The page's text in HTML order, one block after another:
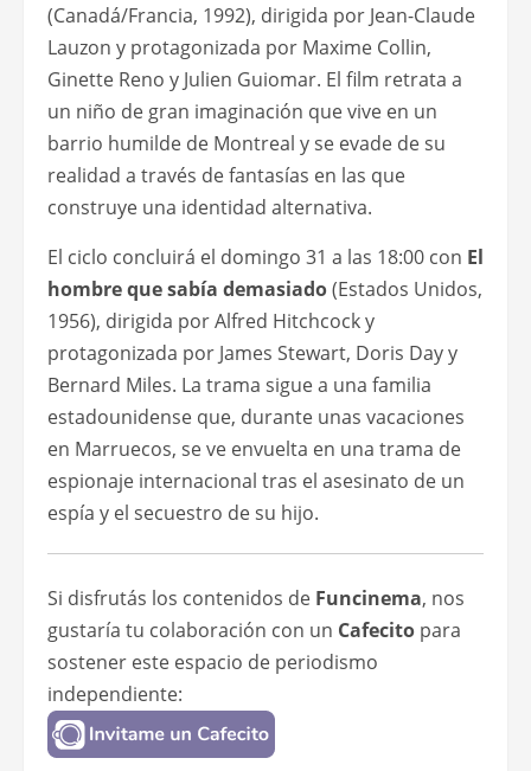
(Canadá/Francia, 1992), dirigida por Jean-Claude
Lauzon y protagonizada por Maxime Collin,
Ginette Reno y Julien Guiomar. El film retrata a
un niño de gran imaginación que vive en un
barrio humilde de Montreal y se evade de su
realidad a través de fantasías en las que
construye una identidad alternativa.
El ciclo concluirá el domingo 31 a las 18:00 con El
hombre que sabía demasiado(Estados Unidos,
1956), dirigida por Alfred Hitchcock y
protagonizada por James Stewart, Doris Day y
Bernard Miles. La trama sigue a una familia
estadounidense que, durante unas vacaciones
en Marruecos, se ve envuelta en una trama de
espionaje internacional tras el asesinato de un
espía y el secuestro de su hijo.
Si disfrutás los contenidos de Funcinema, nos
gustaría tu colaboración con un Cafecito para
sostener este espacio de periodismo
independiente: